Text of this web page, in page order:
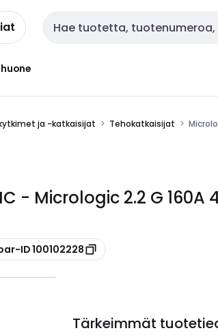
Haku
ja -katkaisijat Tehokatkaisijat
- Micrologic 2.2 G
ID 100102228
Tärkeimmät